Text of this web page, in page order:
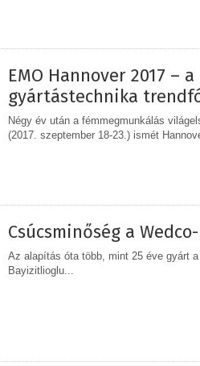
EMO Hannover 2017 – a
gyártástechnika
Négy év után a fémmegmunkálás
(2017. szeptember 18-23.) ismét
Csúcsminőség a
Az alapítás óta több, mint 25 éve gyárt
Bayizitlioglu...